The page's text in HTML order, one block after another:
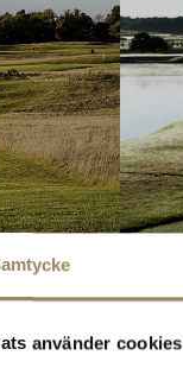
använder cookies